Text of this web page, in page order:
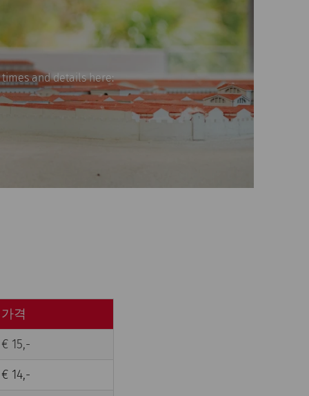
and details here:
가격
€ 15,-
€ 14,-